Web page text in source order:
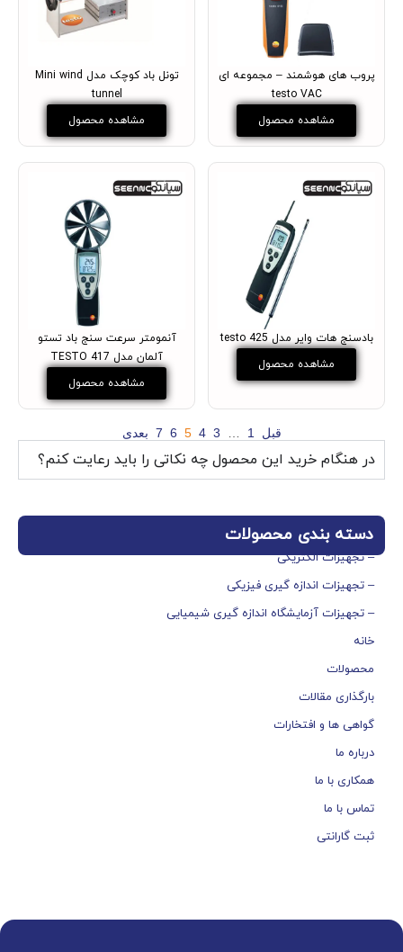
دسته بندی محصولات
– تجهیزات الکتریکی
– تجهیزات اندازه گیری فیزیکی
– تجهیزات آزمایشگاه اندازه گیری شیمیایی
خانه
محصولات
بارگذاری مقالات
گواهی ها و افتخارات
درباره ما
همکاری با ما
تماس با ما
ثبت گارانتی
پروب های هوشمند – مجموعه ای
testo VAC
مشاهده محصول
تونل باد کوچک مدل Mini wind
tunnel
مشاهده محصول
بادسنج هات وایر مدل testo 425
مشاهده محصول
آنمومتر سرعت سنج باد تستو
آلمان مدل TESTO 417
مشاهده محصول
قبل 1
3
4
5
6
7 بعدی
در هنگام خرید این محصول چه نکاتی را باید رعایت کنم؟